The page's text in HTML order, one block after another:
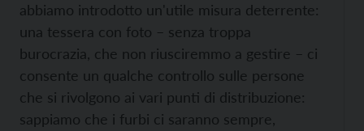
abbiamo introdotto un'utile misura deterrente:
una tessera con foto – senza troppa
burocrazia, che non riusciremmo a gestire – ci
consente un qualche controllo sulle persone
che si rivolgono ai vari punti di distribuzione:
sappiamo che i furbi ci saranno sempre,